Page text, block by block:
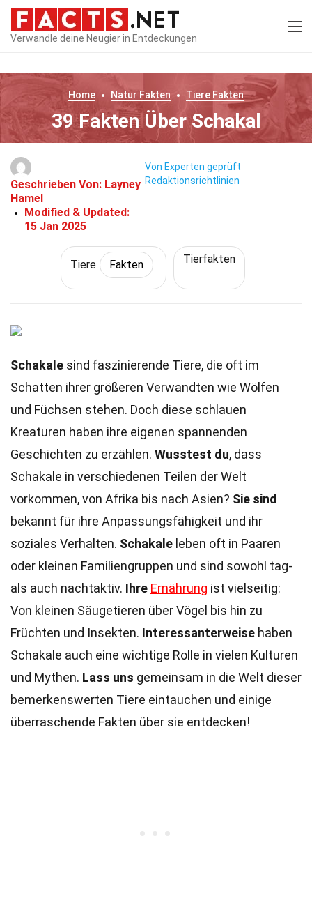
Verwandle deine Neugier in Entdeckungen
Home Natur Fakten Tiere Fakten
39 Fakten Über Schakal
Geschrieben Von: Layney
Hamel
Modified & Updated:
15 Jan 2025
Von Experten geprüft
Redaktionsrichtlinien
Tiere Fakten Tierfakten
Schakale sind faszinierende Tiere, die oft im
Schatten ihrer größeren Verwandten wie Wölfen
und Füchsen stehen. Doch diese schlauen
Kreaturen haben ihre eigenen spannenden
Geschichten zu erzählen. Wusstest du, dass
Schakale in verschiedenen Teilen der Welt
vorkommen, von Afrika bis nach Asien? Sie sind
bekannt für ihre Anpassungsfähigkeit und ihr
soziales Verhalten. Schakale leben oft in Paaren
oder kleinen Familiengruppen und sind sowohl tag-
als auch nachtaktiv. Ihre Ernährung ist vielseitig:
Von kleinen Säugetieren über Vögel bis hin zu
Früchten und Insekten. Interessanterweise haben
Schakale auch eine wichtige Rolle in vielen Kulturen
und Mythen. Lass uns gemeinsam in die Welt dieser
bemerkenswerten Tiere eintauchen und einige
überraschende Fakten über sie entdecken!